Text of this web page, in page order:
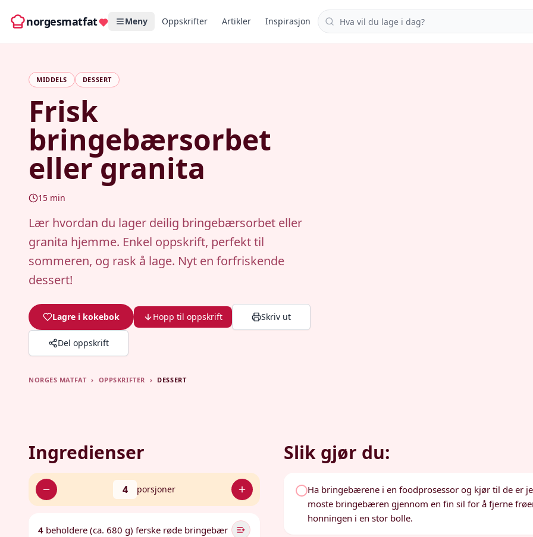
norgesmatfat Meny Oppskrifter Artikler Inspirasjon Søk i oppskrifter
MIDDELS DESSERT
Frisk
bringebærsorbet
eller granita
15 min
Lær hvordan du lager deilig bringebærsorbet eller
granita hjemme. Enkel oppskrift, perfekt til
sommeren, og rask å lage. Nyt en forfriskende
dessert!
Lagre i kokebok Hopp til oppskrift Skriv ut
Del oppskrift
NORGES MATFAT › OPPSKRIFTER › DESSERT
Ingredienser
4 porsjoner
4 beholdere (ca. 680 g) ferske røde bringebær
Slik gjør du:
Ha bringebærene i en foodprosessor og kjør til de er
moste bringebæren gjennom en fin sil for å fjerne
honningen i en stor bolle.